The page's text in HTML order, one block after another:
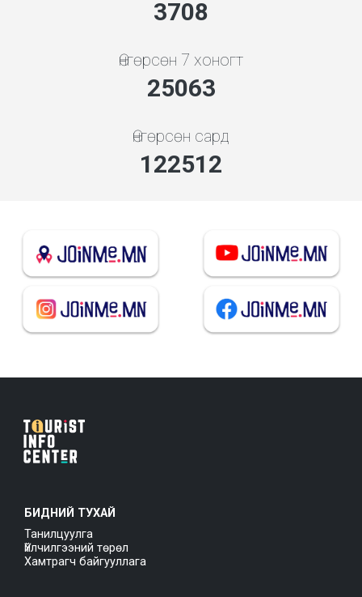
3994
Өнгөрсөн 7 хоногт
26991
Өнгөрсөн сард
131936
БИДНИЙ ТУХАЙ
Танилцуулга
Үйлчилгээний төрөл
Хамтрагч байгууллага